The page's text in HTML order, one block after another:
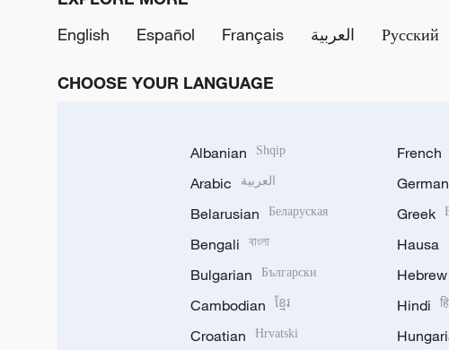
English
Español Français العربية Русский
CHOOSE YOUR LANGUAGE
Albanian Shqip
Arabic العربية
Belarusian Беларуская
Bengali বাংলা
Bulgarian Български
Cambodian ខ្មែរ
Croatian Hrvatski
French
German
Greek
Hausa
Hebrew
Hindi